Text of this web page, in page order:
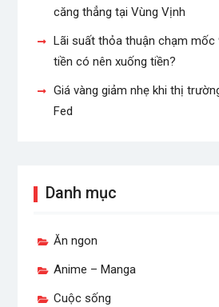
căng thẳng tại Vùng Vịnh
Lãi suất thỏa thuận chạm mốc
tiền có nên xuống tiền?
Giá vàng giảm nhẹ khi thị
Fed
Danh mục
Ăn ngon
Anime – Manga
Cuộc sống